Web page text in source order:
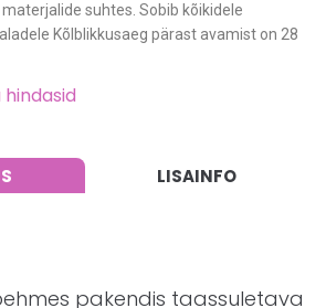
suhtes. Sobib kõikidele
Kõlblikkusaeg pärast avamist on 28
hindasid
LISAINFO
pakendis taassuletava